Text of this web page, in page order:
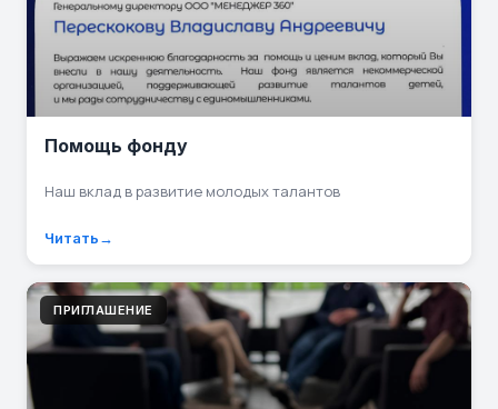
Помощь фонду
Наш вклад в развитие молодых талантов
Читать
ПРИГЛАШЕНИЕ